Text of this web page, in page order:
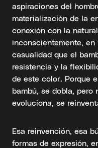
aspiraciones del
materialización de la
conexión con la
inconscientemente,
casualidad que el
resistencia y la
de este color. Porque
bambú, se dobla, pero
evoluciona, se
Esa reinvención, esa
formas de expresión,